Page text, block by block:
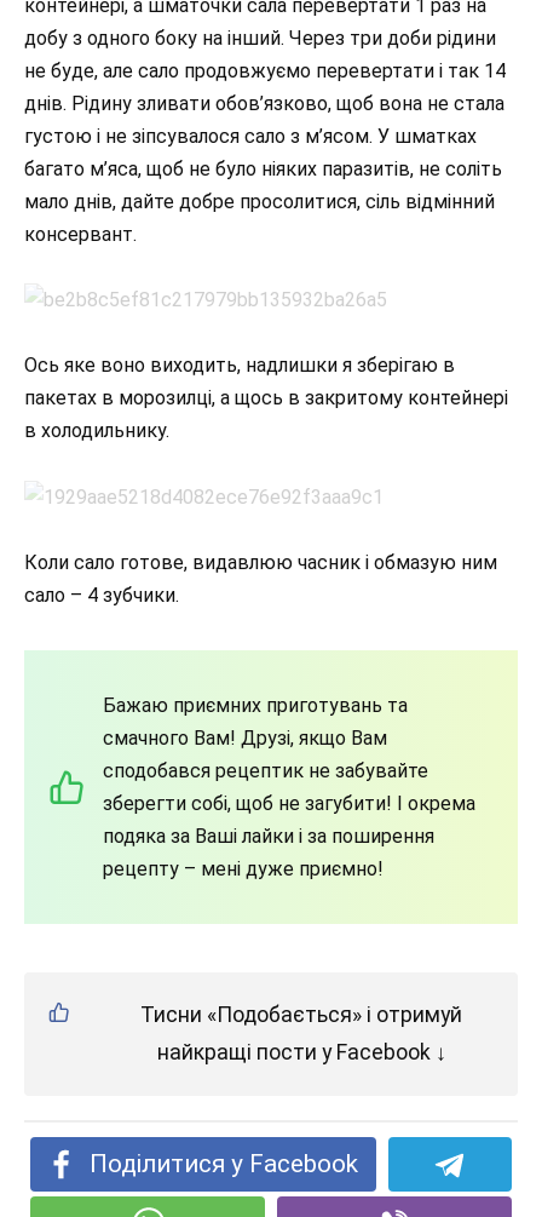
контейнері, а шматочки сала перевертати 1 раз на
добу з одного боку на інший. Через три доби рідини
не буде, але сало продовжуємо перевертати і так 14
днів. Рідину зливати обов’язково, щоб вона не стала
густою і не зіпсувалося сало з м’ясом. У шматках
багато м’яса, щоб не було ніяких паразитів, не соліть
мало днів, дайте добре просолитися, сіль відмінний
консервант.
Ось яке воно виходить, надлишки я зберігаю в
пакетах в морозилці, а щось в закритому контейнері
в холодильнику.
Коли сало готове, видавлюю часник і обмазую ним
сало – 4 зубчики.
Бажаю приємних приготувань та
смачного Вам! Друзі, якщо Вам
сподобався рецептик не забувайте
зберегти собі, щоб не загубити! І окрема
подяка за Ваші лайки і за поширення
рецепту – мені дуже приємно!
Тисни «Подобається» і отримуй
найкращі пости у Facebook ↓
Поділитися у Facebook